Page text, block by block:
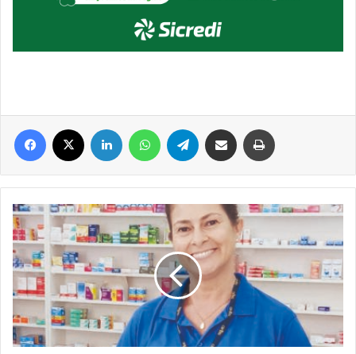
Facebook Linkedin WhatsAppTelegram Compartilhar via e-mail
Dia
do
Farmacêutico:
Contribuindo
para
o
uso
seguro
de